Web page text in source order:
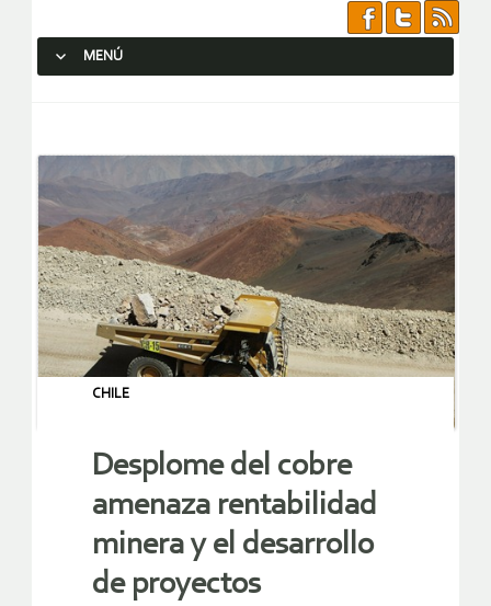
MENÚ
CHILE
Desplome del cobre
amenaza rentabilidad
minera y el desarrollo
de proyectos